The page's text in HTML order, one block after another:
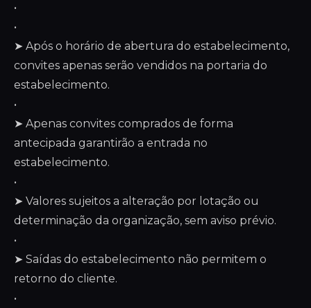
•
•
➤ Após o horário de abertura do estabelecimento,
convites apenas serão vendidos na portaria do
estabelecimento.
•
➤ Apenas convites comprados de forma
antecipada garantirão a entrada no
estabelecimento.
•
➤ Valores sujeitos a alteração por lotação ou
determinação da organização, sem aviso prévio.
•
➤ Saídas do estabelecimento não permitem o
retorno do cliente.
•